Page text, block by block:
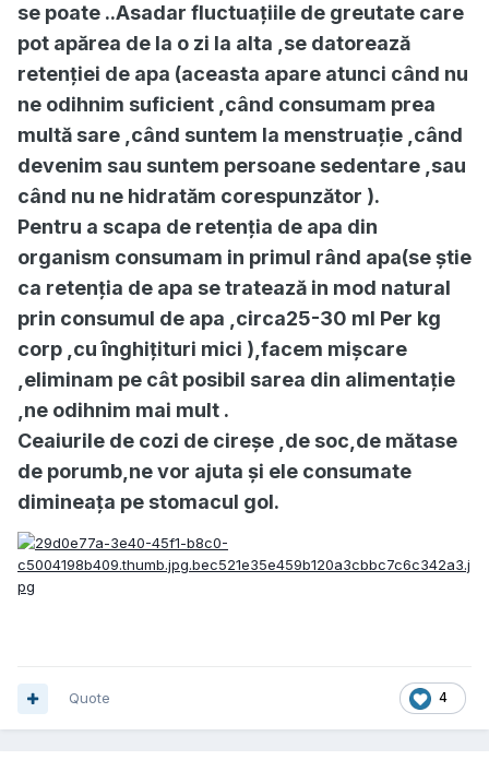
se poate ..Asadar fluctuațiile de greutate care
pot apărea de la o zi la alta ,se datorează
retenției de apa (aceasta apare atunci când nu
ne odihnim suficient ,când consumam prea
multă sare ,când suntem la menstruație ,când
devenim sau suntem persoane sedentare ,sau
când nu ne hidratăm corespunzător ).
Pentru a scapa de retenția de apa din
organism consumam in primul rând apa(se știe
ca retenția de apa se tratează in mod natural
prin consumul de apa ,circa25-30 ml Per kg
corp ,cu înghițituri mici ),facem mișcare
,eliminam pe cât posibil sarea din alimentație
,ne odihnim mai mult .
Ceaiurile de cozi de cireșe ,de soc,de mătase
de porumb,ne vor ajuta și ele consumate
dimineața pe stomacul gol.
4
Quote